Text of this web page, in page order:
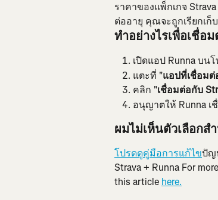
ราคาของแพ็กเกจ
ต่ออายุ คุณจะถูกเรียกเก็
ทำอย่างไรเพื่อเชื่
เปิดแอป Runna บ
แตะที่ "แอปที่เชื่อมต่
คลิก "เชื่อมต่อกับ
อนุญาตให้ Runna เ
ผมไม่เห็นตัวเลือก
โปรดดูคู่มือการแก้ไขปัญ
Strava + Runna For
this article here.